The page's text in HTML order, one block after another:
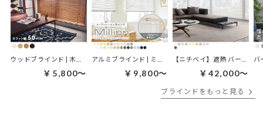
￥5,800～ ￥9,800～ ￥42,000～
ブラインドをもっと見る